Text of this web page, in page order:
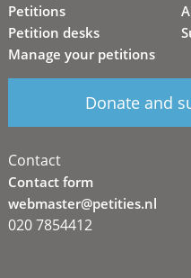
Petitions
Petition desks
Manage your petitions
Donate and
Contact
Contact form
webmaster@petities.nl
020 7854412